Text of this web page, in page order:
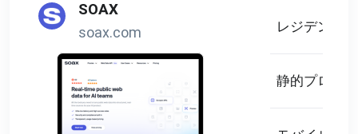
SOAX
soax.com レジデンシ
静的プロキシ